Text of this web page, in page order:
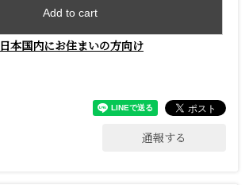
Add to cart
日本国内にお住まいの方向け
通報する